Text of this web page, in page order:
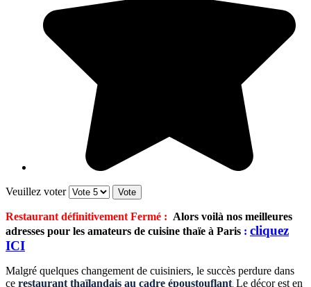
Veuillez voter
Restaurant définitivement Fermé : Alors voilà nos meilleures
adresses pour les amateurs de cuisine thaïe à Paris : cliquez
ICI
Malgré quelques changement de cuisiniers, le succès perdure dans
ce restaurant thaïlandais au cadre époustouflant Le décor est en